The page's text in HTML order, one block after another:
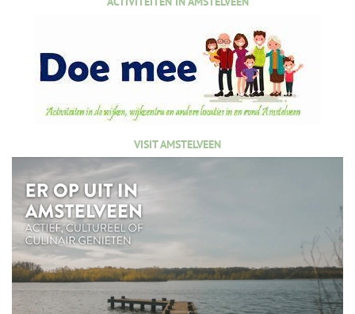
VISIT AMSTELVEEN